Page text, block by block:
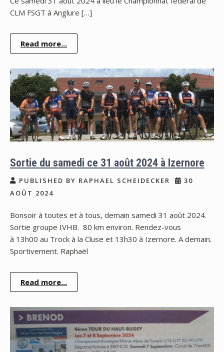
CLM FSGT à Anglure […]
Read more...
Sortie du samedi ce 31 août 2024 à Izernore
PUBLISHED BY RAPHAEL SCHEIDECKER
30
AOÛT 2024
Bonsoir à toutes et à tous, demain samedi 31 août 2024.
Sortie groupe IVHB. 80 km environ. Rendez-vous
à 13h00 au Trock à la Cluse et 13h30 à Izernore. A demain.
Sportivement. Raphaël
Read more...